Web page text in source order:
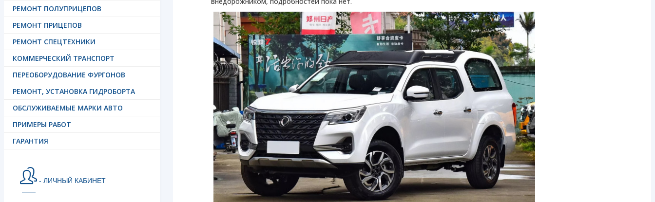
РЕМОНТ ПОЛУПРИЦЕПОВ
РЕМОНТ ПРИЦЕПОВ
РЕМОНТ СПЕЦТЕХНИКИ
КОММЕРЧЕСКИЙ ТРАНСПОРТ
ПЕРЕОБОРУДОВАНИЕ ФУРГОНОВ
РЕМОНТ, УСТАНОВКА ГИДРОБОРТА
ОБСЛУЖИВАЕМЫЕ МАРКИ АВТО
ПРИМЕРЫ РАБОТ
ГАРАНТИЯ
- ЛИЧНЫЙ КАБИНЕТ